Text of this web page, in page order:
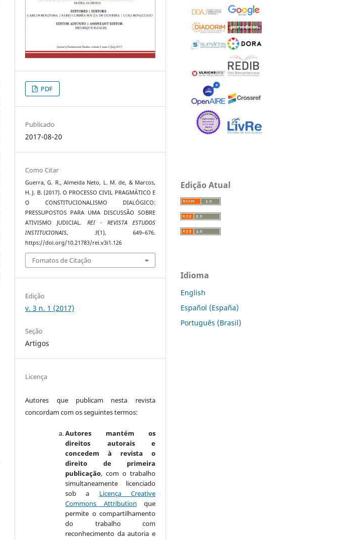
PDF
Publicado
2017-08-20
Como Citar
Guerra, G. R., Almeida Neto, L. M. de, & Marcos,
H. J. B. (2017). O PROCESSO CIVIL PRAGMÁTICO E
O CONSTITUCIONALISMO DIALÓGICO:
PRESSUPOSTOS PARA UMA DISCUSSÃO SOBRE
ATIVISMO JUDICIAL. REI - REVISTA ESTUDOS
INSTITUCIONAIS, 3(1), 649–676.
https://doi.org/10.21783/rei.v3i1.126
Fomatos de Citação
Edição
v. 3 n. 1 (2017)
Seção
Artigos
Licença
Autores que publicam nesta revista
concordam com os seguintes termos:
Autores mantém os
direitos autorais e
concedem à revista o
direito de primeira
publicação, com o trabalho
simultaneamente licenciado
sob a Licença Creative
Commons Attribution que
permite o compartilhamento
do trabalho com
reconhecimento da autoria e
Edição Atual
Idioma
English
Español (España)
Português (Brasil)